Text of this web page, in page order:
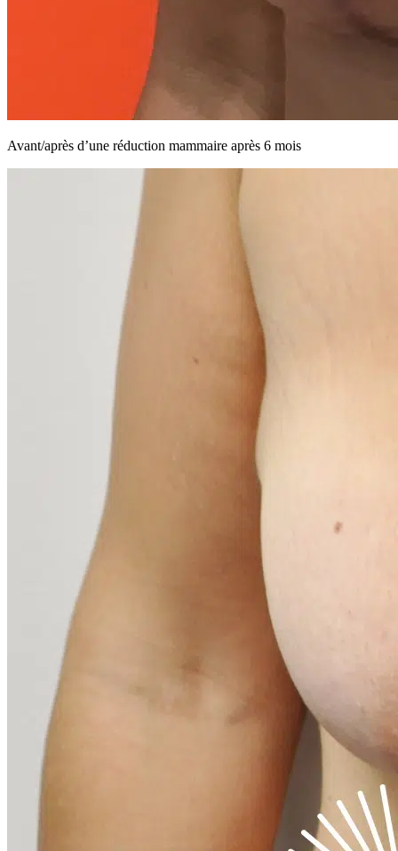
Avant/après d’une réduction mammaire après 6 mois